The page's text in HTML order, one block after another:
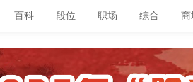
百科 段位 职场 综合 商